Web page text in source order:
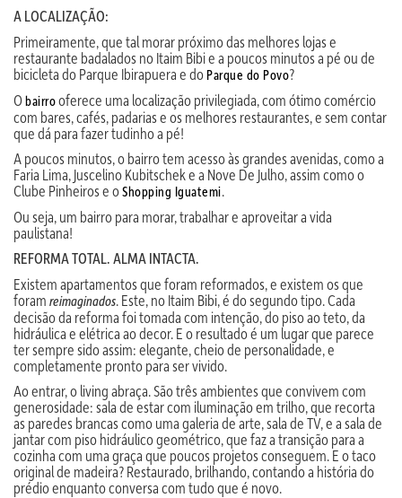
A LOCALIZAÇÃO:
Primeiramente, que tal morar próximo das melhores lojas e
restaurante badalados no Itaim Bibi e a poucos minutos a pé ou de
bicicleta do Parque Ibirapuera e do Parque do Povo?
Obairrooferece uma localização privilegiada, com ótimo comércio
com bares, cafés, padarias e os melhores restaurantes, e sem contar
que dá para fazer tudinho a pé!
A poucos minutos, o bairro tem acesso às grandes avenidas, como a
Faria Lima, Juscelino Kubitschek e a Nove De Julho, assim como o
Clube Pinheiros e oShopping Iguatemi.
Ou seja, um bairro para morar, trabalhar e aproveitar a vida
paulistana!
REFORMA TOTAL. ALMA INTACTA.
Existem apartamentos que foram reformados, e existem os que
foram reimaginados. Este, no Itaim Bibi, é do segundo tipo. Cada
decisão da reforma foi tomada com intenção, do piso ao teto, da
hidráulica e elétrica ao decor. E o resultado é um lugar que parece
ter sempre sido assim: elegante, cheio de personalidade, e
completamente pronto para ser vivido.
Ao entrar, o living abraça. São três ambientes que convivem com
generosidade: sala de estar com iluminação em trilho, que recorta
as paredes brancas como uma galeria de arte, sala de TV, e a sala de
jantar com piso hidráulico geométrico, que faz a transição para a
cozinha com uma graça que poucos projetos conseguem. E o taco
original de madeira? Restaurado, brilhando, contando a história do
prédio enquanto conversa com tudo que é novo.